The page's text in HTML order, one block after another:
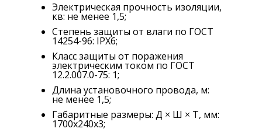
Электрическая прочность изоляции,
кв: не менее 1,5;
Степень защиты от влаги по ГОСТ
14254-96: IPX6;
Класс защиты от поражения
электрическим током по ГОСТ
12.2.007.0-75: 1;
Длина установочного провода, м:
не менее 1,5;
Габаритные размеры: Д × Ш × Т, мм:
1700х240х3;